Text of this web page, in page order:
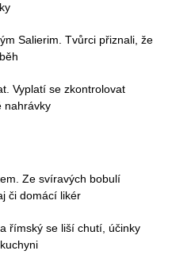
Salierim. Tvůrci přiznali, že
Vyplatí se zkontrolovat
nahrávky
Ze svíravých bobulí
či domácí likér
římský se liší chutí, účinky